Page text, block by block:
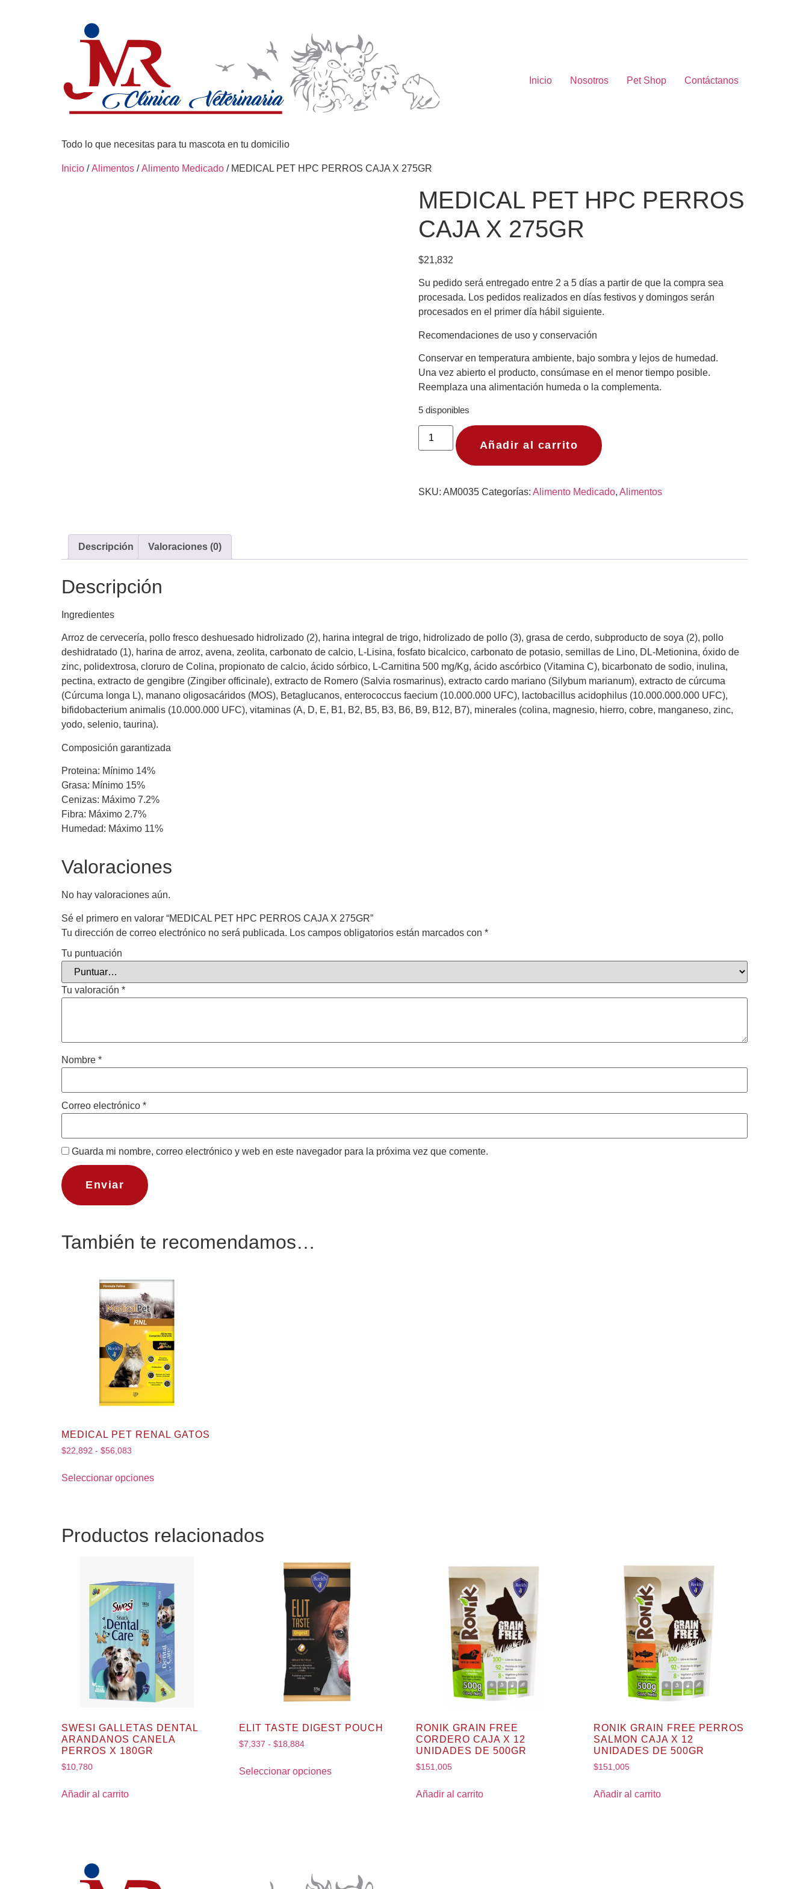
Todo lo que necesitas para tu mascota en tu domicilio
Inicio Nosotros Pet Shop Contáctanos
Inicio /Alimentos /Alimento Medicado / MEDICAL PET HPC PERROS CAJA X 275GR
MEDICAL PET HPC PERROS
CAJA X 275GR
$21,832
Su pedido será entregado entre 2 a 5 días a partir de que la compra sea
procesada. Los pedidos realizados en días festivos y domingos serán
procesados en el primer día hábil siguiente.
Recomendaciones de uso y conservación
Conservar en temperatura ambiente, bajo sombra y lejos de humedad.
Una vez abierto el producto, consúmase en el menor tiempo posible.
Reemplaza una alimentación humeda o la complementa.
5 disponibles
Añadir al carrito
SKU: AM0035 Categorías: Alimento Medicado, Alimentos
Descripción Valoraciones (0)
Descripción
Ingredientes
Arroz de cervecería, pollo fresco deshuesado hidrolizado (2), harina integral de trigo, hidrolizado de pollo (3), grasa de cerdo, subproducto de soya (2), pollo
deshidratado (1), harina de arroz, avena, zeolita, carbonato de calcio, L-Lisina, fosfato bicalcico, carbonato de potasio, semillas de Lino, DL-Metionina, óxido de
zinc, polidextrosa, cloruro de Colina, propionato de calcio, ácido sórbico, L-Carnitina 500 mg/Kg, ácido ascórbico (Vitamina C), bicarbonato de sodio, inulina,
pectina, extracto de gengibre (Zingiber officinale), extracto de Romero (Salvia rosmarinus), extracto cardo mariano (Silybum marianum), extracto de cúrcuma
(Cúrcuma longa L), manano oligosacáridos (MOS), Betaglucanos, enterococcus faecium (10.000.000 UFC), lactobacillus acidophilus (10.000.000.000 UFC),
bifidobacterium animalis (10.000.000 UFC), vitaminas (A, D, E, B1, B2, B5, B3, B6, B9, B12, B7), minerales (colina, magnesio, hierro, cobre, manganeso, zinc,
yodo, selenio, taurina).
Composición garantizada
Proteina: Mínimo 14%
Grasa: Mínimo 15%
Cenizas: Máximo 7.2%
Fibra: Máximo 2.7%
Humedad: Máximo 11%
Valoraciones
No hay valoraciones aún.
Sé el primero en valorar “MEDICAL PET HPC PERROS CAJA X 275GR”
Tu dirección de correo electrónico no será publicada. Los campos obligatorios están marcados con *
Tu puntuación
Tu valoración *
Nombre *
Correo electrónico *
Guarda mi nombre, correo electrónico y web en este navegador para la próxima vez que comente.
También te recomendamos…
MEDICAL PET RENAL GATOS
$22,892 - $56,083
Seleccionar opciones
Productos relacionados
SWESI GALLETAS DENTAL
ARANDANOS CANELA
PERROS X 180GR
$10,780
Añadir al carrito
ELIT TASTE DIGEST POUCH
$7,337 - $18,884
Seleccionar opciones
RONIK GRAIN FREE
CORDERO CAJA X 12
UNIDADES DE 500GR
$151,005
Añadir al carrito
RONIK GRAIN FREE PERROS
SALMON CAJA X 12
UNIDADES DE 500GR
$151,005
Añadir al carrito